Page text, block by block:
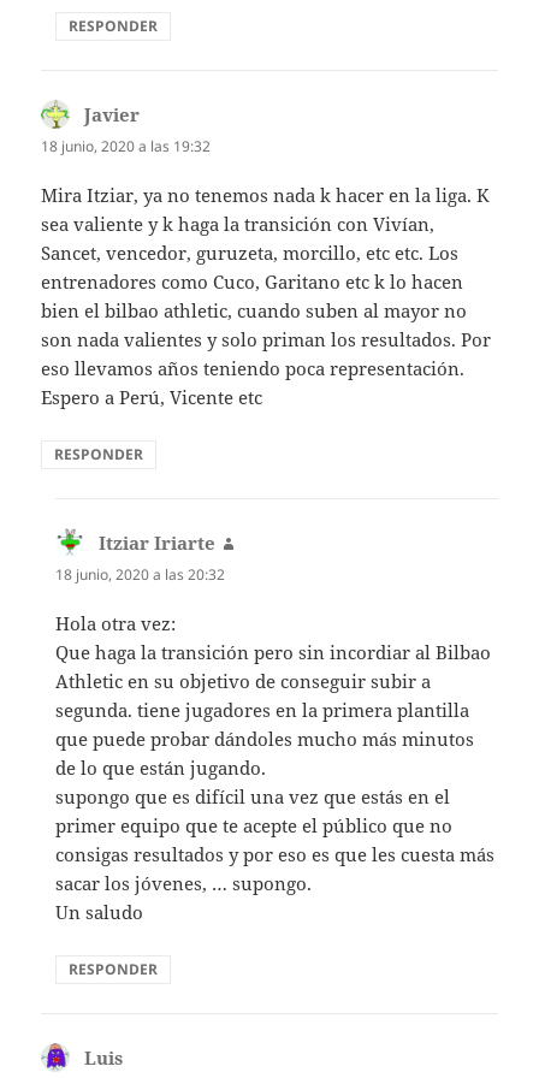
RESPONDER
Javier
18 junio, 2020 a las 19:32
Mira Itziar, ya no tenemos nada k hacer en la liga. K
sea valiente y k haga la transición con Vivían,
Sancet, vencedor, guruzeta, morcillo, etc etc. Los
entrenadores como Cuco, Garitano etc k lo hacen
bien el bilbao athletic, cuando suben al mayor no
son nada valientes y solo priman los resultados. Por
eso llevamos años teniendo poca representación.
Espero a Perú, Vicente etc
RESPONDER
Itziar Iriarte
18 junio, 2020 a las 20:32
Hola otra vez:
Que haga la transición pero sin incordiar al Bilbao
Athletic en su objetivo de conseguir subir a
segunda. tiene jugadores en la primera plantilla
que puede probar dándoles mucho más minutos
de lo que están jugando.
supongo que es difícil una vez que estás en el
primer equipo que te acepte el público que no
consigas resultados y por eso es que les cuesta más
sacar los jóvenes, … supongo.
Un saludo
RESPONDER
Luis